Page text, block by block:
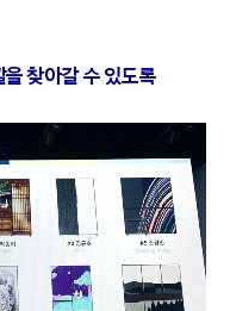
을 찾아갈 수 있도록